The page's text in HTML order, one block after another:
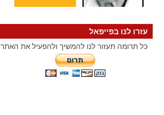
עזרו לנו בפייפאל
כל תרומה תעזור לנו להמשיך ולהפעיל את האתר